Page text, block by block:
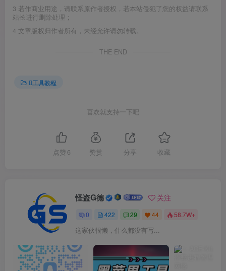
3 若作商业用途，请联系原作者授权，若本站侵犯了您的权益请联系
站长进行删除处理；
4 文章版权归作者所有，未经允许请勿转载。
THE END
工具教程
喜欢就支持一下吧
点赞 6 赞赏 分享 收藏
怪盗G德 关注
0 422 29 44 58.7W+
这家伙很懒，什么都没有写...